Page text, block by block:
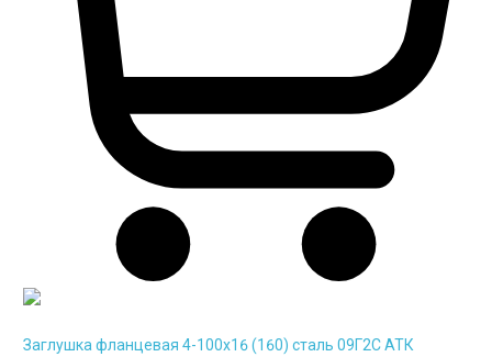
Заглушка фланцевая 4-100х16 (160) сталь 09Г2С АТК